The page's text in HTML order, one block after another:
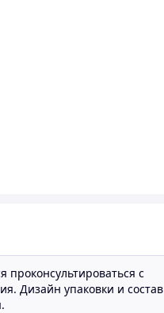
с
Дизайн упаковки и состав